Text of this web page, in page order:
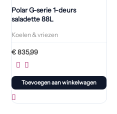
Polar G-serie 1-deurs
saladette 88L
Koelen & vriezen
€835,99
Toevoegen aan winkelwagen